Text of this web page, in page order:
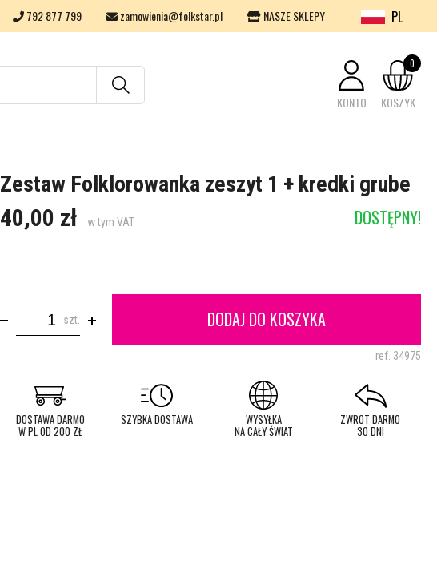
792 877 799 zamowienia@folkstar.pl NASZE SKLEPY PL
KONTO KOSZYK
0
Zestaw Folklorowanka zeszyt 1 + kredki grube
40,00 zł w tym VAT DOSTĘPNY!
szt. DODAJ DO KOSZYKA
ref. 34975
DOSTAWA DARMO
W PL OD 200 ZŁ
SZYBKA DOSTAWA WYSYŁKA
NA CAŁY ŚWIAT
ZWROT DARMO
30 DNI